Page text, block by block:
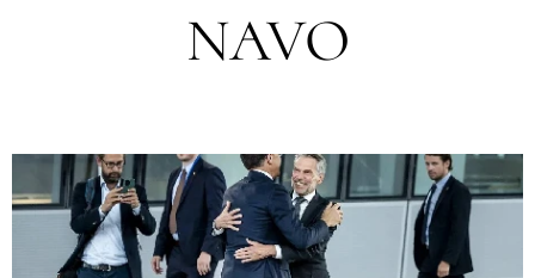
NAVO